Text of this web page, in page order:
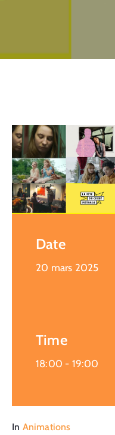
Date
20 mars 2025
Time
18:00 - 19:00
In Animations